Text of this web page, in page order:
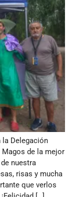
la Delegación
de la mejor
nuestra
risas y mucha
que verlos